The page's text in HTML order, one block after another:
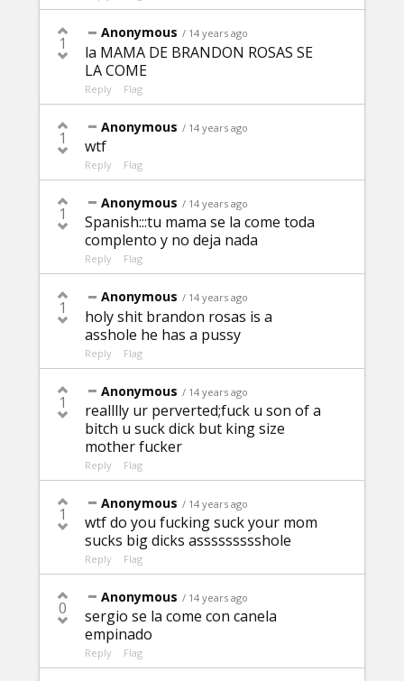
1
Anonymous / 14 years ago
la MAMA DE BRANDON ROSAS SE
LA COME
Reply Flag
1
Anonymous / 14 years ago
wtf
Reply Flag
1
Anonymous / 14 years ago
Spanish:::tu mama se la come toda
complento y no deja nada
Reply Flag
1
Anonymous / 14 years ago
holy shit brandon rosas is a
asshole he has a pussy
Reply Flag
1
Anonymous / 14 years ago
realllly ur perverted;fuck u son of a
bitch u suck dick but king size
mother fucker
Reply Flag
1
Anonymous / 14 years ago
wtf do you fucking suck your mom
sucks big dicks assssssssshole
Reply Flag
0
Anonymous / 14 years ago
sergio se la come con canela
empinado
Reply Flag